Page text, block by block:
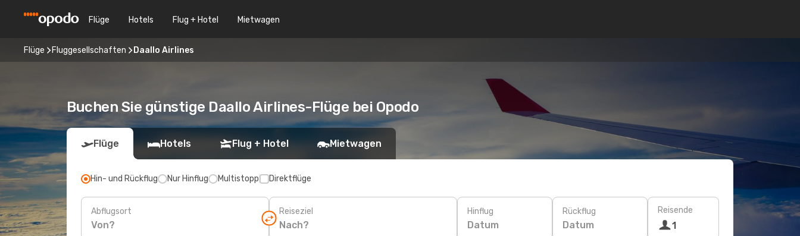
Flüge Hotels Flug + Hotel Mietwagen
Flüge Fluggesellschaften Daallo Airlines
Buchen Sie günstige Daallo Airlines-Flüge bei Opodo
Flüge Hotels Flug + Hotel Mietwagen
Hin- und Rückflug Nur Hinflug Multistopp Direktflüge
Abflugsort Reiseziel Hinflug
Datum
Rückflug
Datum
Reisende
1